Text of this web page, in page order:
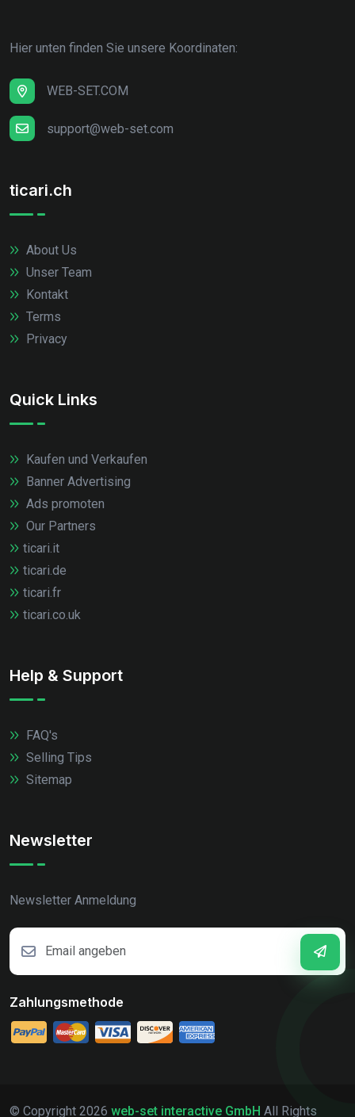
Hier unten finden Sie unsere Koordinaten:
WEB-SET.COM
support@web-set.com
ticari.ch
About Us
Unser Team
Kontakt
Terms
Privacy
Quick Links
Kaufen und Verkaufen
Banner Advertising
Ads promoten
Our Partners
ticari.it
ticari.de
ticari.fr
ticari.co.uk
Help & Support
FAQ's
Selling Tips
Sitemap
Newsletter
Newsletter Anmeldung
Zahlungsmethode
© Copyright 2026 web-set interactive GmbH All Rights